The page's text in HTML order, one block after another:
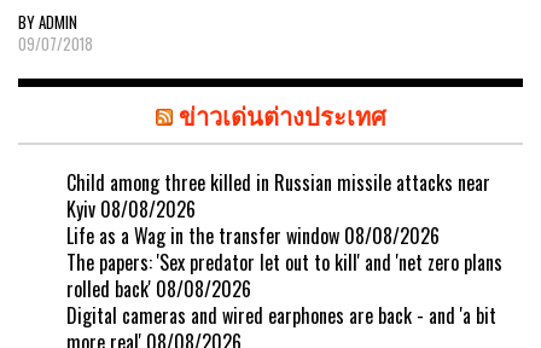
BY ADMIN
09/07/2018
ข่าวเด่นต่างประเทศ
Child among three killed in Russian missile attacks near
Kyiv 08/08/2026
Life as a Wag in the transfer window 08/08/2026
The papers: 'Sex predator let out to kill' and 'net zero plans
rolled back' 08/08/2026
Digital cameras and wired earphones are back - and 'a bit
more real' 08/08/2026